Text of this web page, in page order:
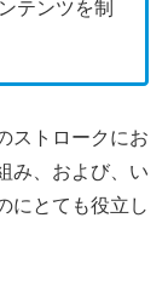
テンツを制
ストロークにお
み、および、い
にとても役立し